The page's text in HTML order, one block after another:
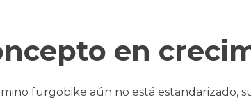
en
furgobike aún no está estandarizado,